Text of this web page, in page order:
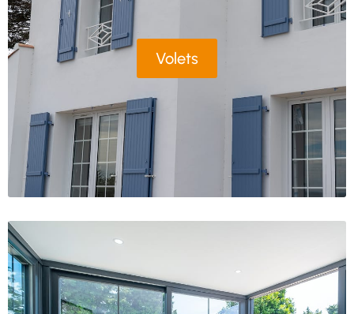
Volets